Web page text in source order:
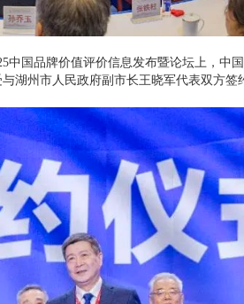
中国品牌价值评价信息发布暨论坛上，中
湖州市人民政府副市长王晓军代表双方签